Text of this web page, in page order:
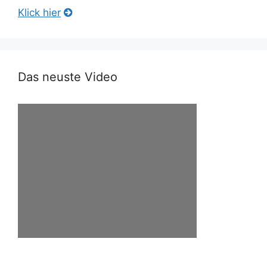
Klick hier
Das neuste Video